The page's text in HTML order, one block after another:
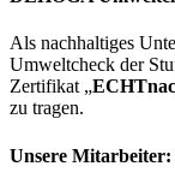
Als nachhaltiges
Umweltcheck der
Zertifikat „
zu tragen.
Unsere Mitarbeiter: